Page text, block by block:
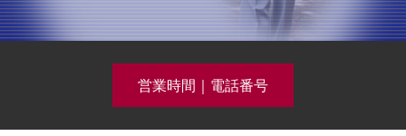
営業時間｜電話番号